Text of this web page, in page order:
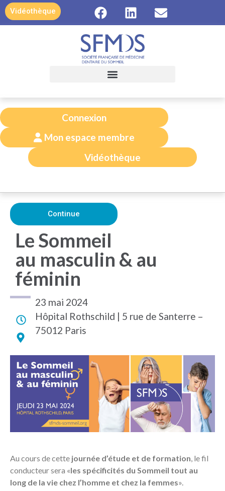
principal
Vidéothèque
Connexion
Mon espace membre
Vidéothèque
Continue
Le Sommeil
au masculin & au
féminin
23 mai 2024
Hôpital Ro​​​​thschild | 5 rue de Santerre –
75012 Paris
Au cours de cette journée d’étude et de formation, le fil
conducteur sera «les spécificités du Sommeil tout au
long de la vie chez l’homme et chez la femmes».